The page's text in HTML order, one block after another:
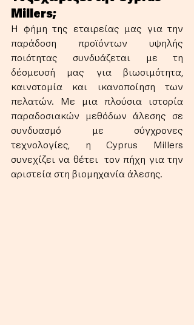
Millers;
Η φήμη της εταιρείας μας για την
παράδοση προϊόντων υψηλής
ποιότητας συνδυάζεται με τη
δέσμευσή μας για βιωσιμότητα,
καινοτομία και ικανοποίηση των
πελατών. Με μια πλούσια ιστορία
παραδοσιακών μεθόδων άλεσης σε
συνδυασμό με σύγχρονες
τεχνολογίες, η Cyprus Millers
συνεχίζει να θέτει  τον πήχη για την
αριστεία στη βιομηχανία άλεσης.